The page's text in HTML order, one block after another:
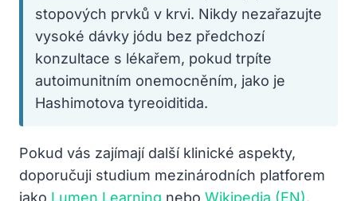
stopových prvků v krvi. Nikdy nezařazujte
vysoké dávky jódu bez předchozí
konzultace s lékařem, pokud trpíte
autoimunitním onemocněním, jako je
Hashimotova tyreoiditida.
Pokud vás zajímají další klinické aspekty,
doporučuji studium mezinárodních platforem
jako Lumen Learning nebo Wikipedia (EN).